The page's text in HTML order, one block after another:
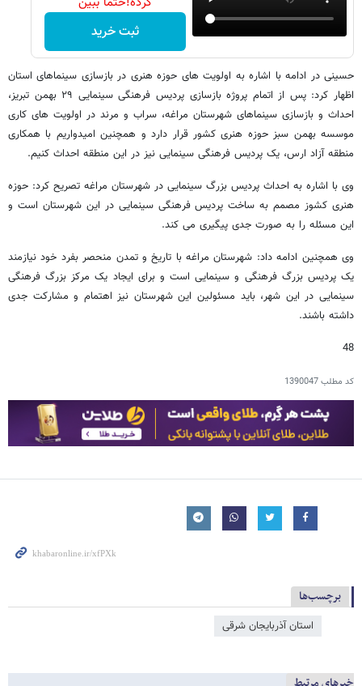
ثبت خرید
حسینی در ادامه با اشاره به اولویت های حوزه هنری در بازسازی سینماهای استان
اظهار کرد: پس از اتمام پروژه بازسازی پردیس فرهنگی سینمایی ۲۹ بهمن تبریز،
احداث و بازسازی سینماهای شهرستان مراغه، سراب و مرند در اولویت های کاری
موسسه بهمن سبز حوزه هنری کشور قرار دارد و همچنین امیدواریم با همکاری
منطقه آزاد ارس، یک پردیس فرهنگی سینمایی نیز در این منطقه احداث کنیم.
وی با اشاره به احداث پردیس بزرگ سینمایی در شهرستان مراغه تصریح کرد: حوزه
هنری کشوز مصمم به ساخت پردیس فرهنگی سینمایی در این شهرستان است و
این مسئله را به صورت جدی پیگیری می کند.
وی همچنین ادامه داد: شهرستان مراغه با تاریخ و تمدن منحصر بفرد خود نیازمند
یک پردیس بزرگ فرهنگی و سینمایی است و برای ایجاد یک مرکز بزرگ فرهنگی
سینمایی در این شهر، باید مسئولین این شهرستان نیز اهتمام و مشارکت جدی
داشته باشند.
48
کد مطلب1390047
برچسب‌ها
استان آذربایجان شرقی